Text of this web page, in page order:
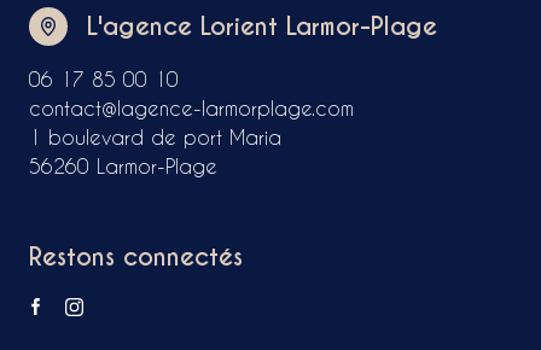
L'agence Lorient Larmor-Plage
06 17 85 00 10
contact@lagence-larmorplage.com
1 boulevard de port Maria
56260 Larmor-Plage
Restons connectés